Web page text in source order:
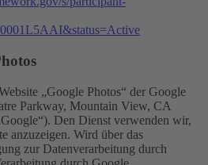
„Google Photos“ der Google
Parkway, Mountain View, CA
Den Dienst verwenden wir,
anzuzeigen. Wird über das
zur Datenverarbeitung durch